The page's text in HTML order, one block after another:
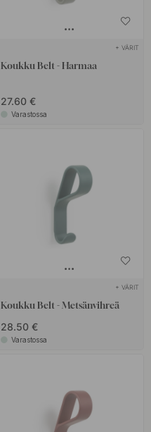
+ VÄRIT
Koukku Belt - Harmaa
27.60 €
Varastossa
+ VÄRIT
Koukku Belt - Metsänvihreä
28.50 €
Varastossa